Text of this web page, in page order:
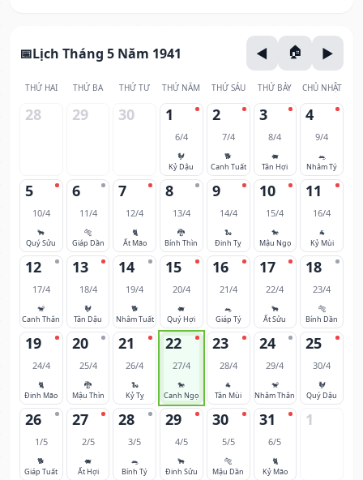
Lịch Tháng 5 Năm 1941
THỨ HAI THỨ BA THỨ TƯ THỨ NĂM THỨ SÁU THỨ BẢY CHỦ NHẬT
28 29 30 1
6/4
🐓
Kỷ Dậu
2
7/4
🐕
Canh Tuất
3
8/4
🐖
Tân Hợi
4
9/4
🐀
Nhâm Tý
5
10/4
🐂
Quý Sửu
6
11/4
🐅
Giáp Dần
7
12/4
🐈
Ất Mão
8
13/4
🐉
Bính Thìn
9
14/4
🐍
Đinh Tỵ
10
15/4
🐎
Mậu Ngọ
11
16/4
🐐
Kỷ Mùi
12
17/4
🐒
Canh Thân
13
18/4
🐓
Tân Dậu
14
19/4
🐕
Nhâm Tuất
15
20/4
🐖
Quý Hợi
16
21/4
🐀
Giáp Tý
17
22/4
🐂
Ất Sửu
18
23/4
🐅
Bính Dần
19
24/4
🐈
Đinh Mão
20
25/4
🐉
Mậu Thìn
21
26/4
🐍
Kỷ Tỵ
22
27/4
🐎
Canh Ngọ
23
28/4
🐐
Tân Mùi
24
29/4
🐒
Nhâm Thân
25
30/4
🐓
Quý Dậu
26
1/5
🐕
Giáp Tuất
27
2/5
🐖
Ất Hợi
28
3/5
🐀
Bính Tý
29
4/5
🐂
Đinh Sửu
30
5/5
🐅
Mậu Dần
31
6/5
🐈
Kỷ Mão
1